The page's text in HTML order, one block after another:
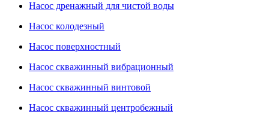
Насос дренажный для чистой воды
Насос колодезный
Насос поверхностный
Насос скважинный вибрационный
Насос скважинный винтовой
Насос скважинный центробежный